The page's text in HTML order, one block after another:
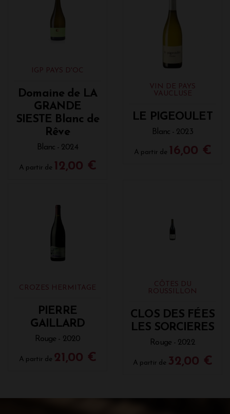
IGP PAYS D'OC
Domaine de LA
GRANDE
SIESTE Blanc de
Rêve
Blanc - 2024
A partir de 12,00 €
VIN DE PAYS
VAUCLUSE
LE PIGEOULET
Blanc - 2023
A partir de 16,00 €
CROZES HERMITAGE
PIERRE
GAILLARD
Rouge - 2020
A partir de 21,00 €
CÔTES DU
ROUSSILLON
CLOS DES FÉES
LES SORCIERES
Rouge - 2022
A partir de 32,00 €